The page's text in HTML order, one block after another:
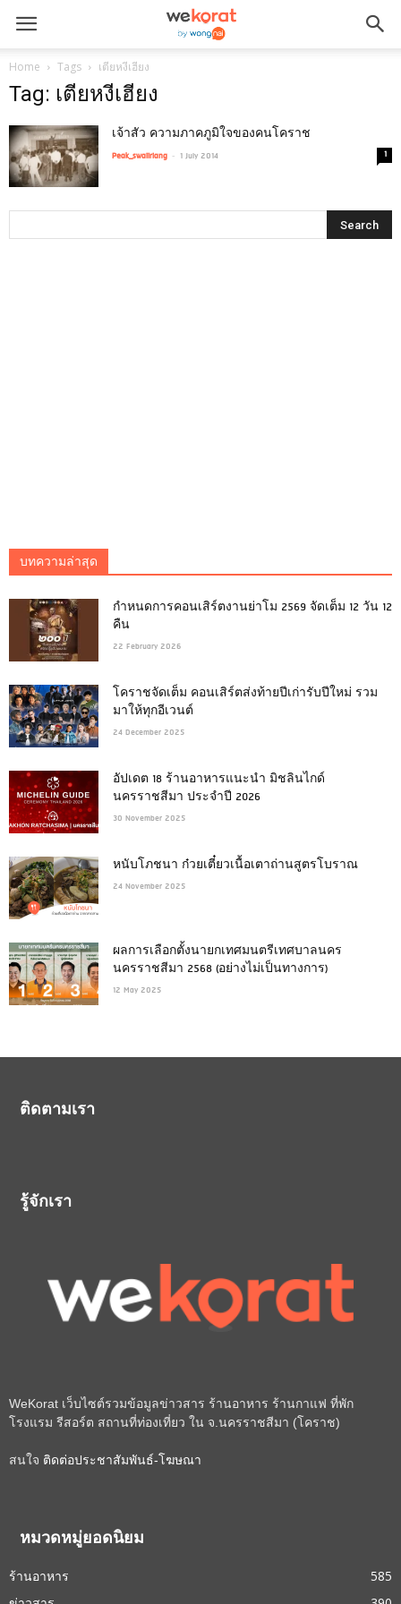
Home Tags เตียหงีเฮียง
Tag: เตียหงีเฮียง
เจ้าสัว ความภาคภูมิใจของคนโคราช
Peak_swaiiriang - 1 July 2014 1
บทความล่าสุด
กำหนดการคอนเสิร์ตงานย่าโม 2569 จัดเต็ม 12 วัน 12
คืน
22 February 2026
โคราชจัดเต็ม คอนเสิร์ตส่งท้ายปีเก่ารับปีใหม่ รวม
มาให้ทุกอีเวนต์
24 December 2025
อัปเดต 18 ร้านอาหารแนะนำ มิชลินไกด์
นครราชสีมา ประจำปี 2026
30 November 2025
หนับโภชนา ก๋วยเตี๋ยวเนื้อเตาถ่านสูตรโบราณ
24 November 2025
ผลการเลือกตั้งนายกเทศมนตรีเทศบาลนคร
นครราชสีมา 2568 (อย่างไม่เป็นทางการ)
12 May 2025
ติดตามเรา
รู้จักเรา
WeKorat เว็บไซต์รวมข้อมูลข่าวสาร ร้านอาหาร ร้านกาแฟ ที่พัก
โรงแรม รีสอร์ต สถานที่ท่องเที่ยว ใน จ.นครราชสีมา (โคราช)
สนใจ ติดต่อประชาสัมพันธ์-โฆษณา
หมวดหมู่ยอดนิยม
ร้านอาหาร
585